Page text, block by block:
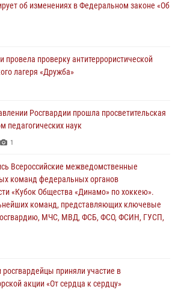
росгвардейцы выезжали два раза на
окружной этап ежегодного
охраны Росгвардии, Псковские
победу
3
приглашает на службу в подразделениях
об изменениях в Федеральном законе «Об
провела проверку антитеррористической
лагеря «Дружба»
Росгвардии прошла просветительская
педагогических наук
1
Всероссийские межведомственные
команд федеральных органов
«Кубок Общества «Динамо» по хоккею».
команд, представляющих ключевые
МЧС, МВД, ФСБ, ФСО, ФСИН, ГУСП,
росгвардейцы приняли участие в
акции «От сердца к сердцу»